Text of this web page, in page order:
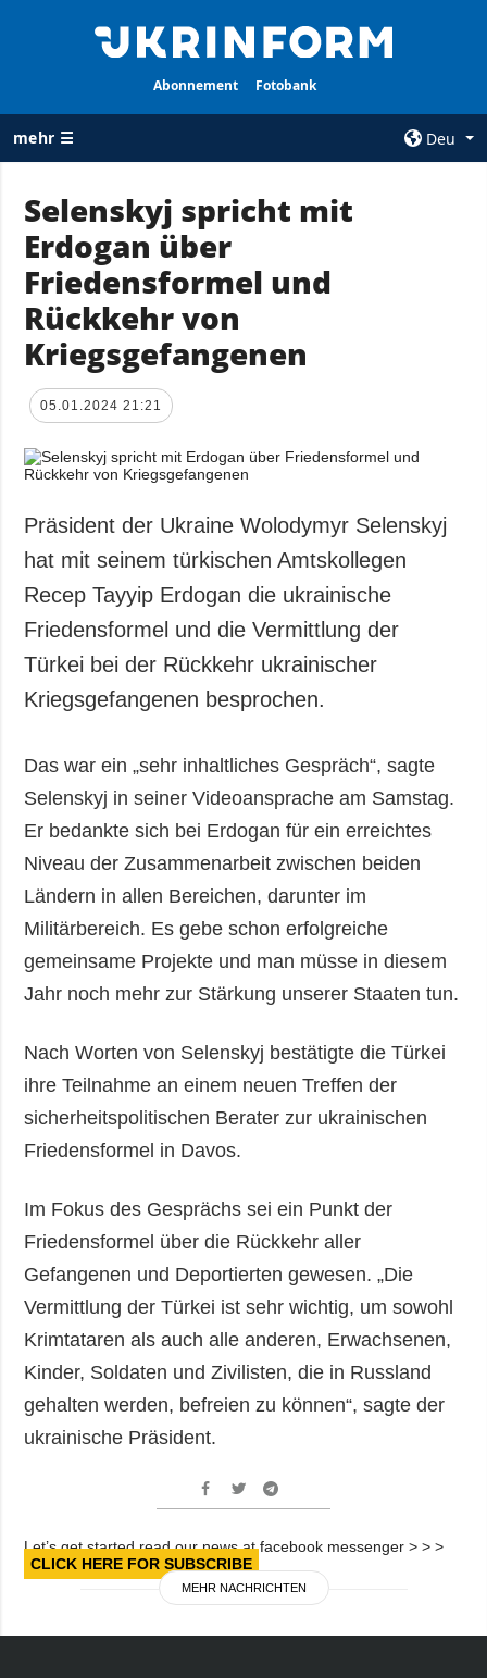
Abonnement Fotobank
mehr ☰
Deu
ALLE
RUBRIKEN
Krieg
Wiederaufbau
der Ukraine
Politik
Wirtschaft
Militär
Kultur
Sport
Kriminalität
Notstand und
Notfälle
Über uns
services
personenbezogener
ZUSÄTZLICH
Interview
Fotos
Video
LEISTUNGEN
Fotobank
Selenskyj spricht mit
Erdogan über
Friedensformel und
Rückkehr von
Kriegsgefangenen
05.01.2024 21:21
Präsident der Ukraine Wolodymyr Selenskyj
hat mit seinem türkischen Amtskollegen
Recep Tayyip Erdogan die ukrainische
Friedensformel und die Vermittlung der
Türkei bei der Rückkehr ukrainischer
Kriegsgefangenen besprochen.
Das war ein „sehr inhaltliches Gespräch“, sagte
Selenskyj in seiner Videoansprache am Samstag.
Er bedankte sich bei Erdogan für ein erreichtes
Niveau der Zusammenarbeit zwischen beiden
Ländern in allen Bereichen, darunter im
Militärbereich. Es gebe schon erfolgreiche
gemeinsame Projekte und man müsse in diesem
Jahr noch mehr zur Stärkung unserer Staaten tun.
Nach Worten von Selenskyj bestätigte die Türkei
ihre Teilnahme an einem neuen Treffen der
sicherheitspolitischen Berater zur ukrainischen
Friedensformel in Davos.
Im Fokus des Gesprächs sei ein Punkt der
Friedensformel über die Rückkehr aller
Gefangenen und Deportierten gewesen. „Die
Vermittlung der Türkei ist sehr wichtig, um sowohl
Krimtataren als auch alle anderen, Erwachsenen,
Kinder, Soldaten und Zivilisten, die in Russland
gehalten werden, befreien zu können“, sagte der
ukrainische Präsident.
Let’s get started read our news at facebook messenger > > >
CLICK HERE FOR SUBSCRIBE
MEHR NACHRICHTEN